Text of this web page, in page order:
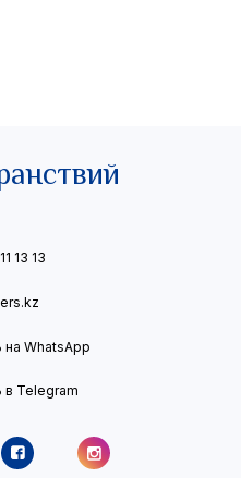
13 13
на WhatsApp
в Telegram